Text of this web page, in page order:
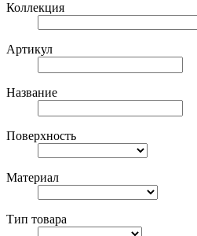
Коллекция
Артикул
Название
Поверхность
Материал
Тип товара